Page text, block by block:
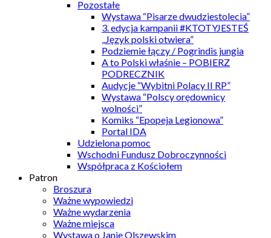
Pozostałe
Wystawa “Pisarze dwudziestolecia”
3. edycja kampanii #KTOTYJESTEŚ
„Język polski otwiera”
Podziemie łączy / Pogrindis jungia
A to Polski właśnie – POBIERZ
PODRECZNIK
Audycje “Wybitni Polacy II RP”
Wystawa “Polscy orędownicy
wolności”
Komiks “Epopeja Legionowa”
Portal IDA
Udzielona pomoc
Wschodni Fundusz Dobroczynności
Współpraca z Kościołem
Patron
Broszura
Ważne wypowiedzi
Ważne wydarzenia
Ważne miejsca
Wystawa o Janie Olszewskim